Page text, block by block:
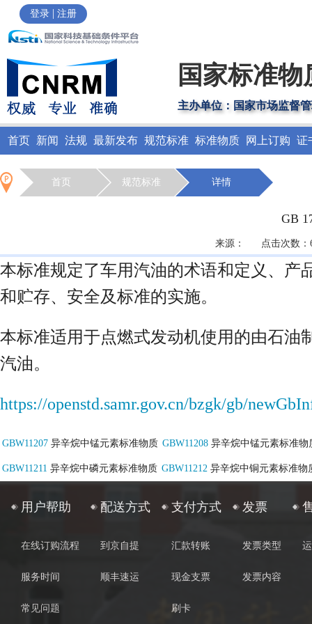
登录 | 注册
国家标准
主办单位：国家市场监督
首页 新闻 法规 最新发布 规范标准 标准物质 网上订购 证
首页 规范标准 详情
GB
来源： 点击次数：
本标准规定了车用汽油的术语和定义、产
和贮存、安全及标准的实施。
本标准适用于点燃式发动机使用的由石油
汽油。
https://openstd.samr.gov.cn/bzgk/gb/
GBW11207 异辛烷中锰元素标准物质 GBW11208 异辛烷中锰元素标准物
GBW11211 异辛烷中磷元素标准物质 GBW11212 异辛烷中铜元素标准物
用户帮助
在线订购流程
服务时间
常见问题
配送方式
到京自提
顺丰速运
支付方式
汇款转账
现金支票
刷卡
发票
发票类型
发票内容